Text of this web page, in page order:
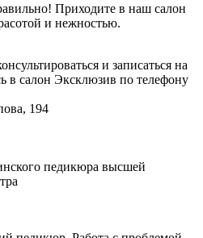
Приходите в наш салон
и нежностью.
и записаться на
в салон Эксклюзив по телефону
194
педикюра высшей